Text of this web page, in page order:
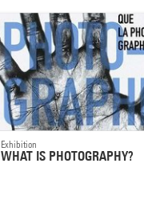
Exhibition
WHAT IS PHOTOGRAPHY?